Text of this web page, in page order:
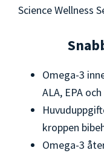
Science Wellness
Omega-3
ALA, EPA och
kroppen
Omega-3